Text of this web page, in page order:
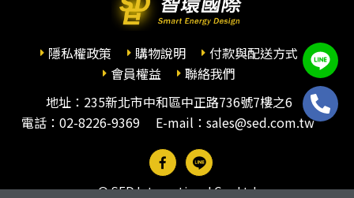
隱私權政策 購物說明
付款與配送方式
會員權益
聯絡我們
地址：235新北市中和區中正路736號7樓之6
電話： 02-8226-9369 E-mail：sales@sed.com.tw
© SED International Co., Ltd